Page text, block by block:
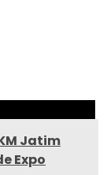
Jatim
Expo